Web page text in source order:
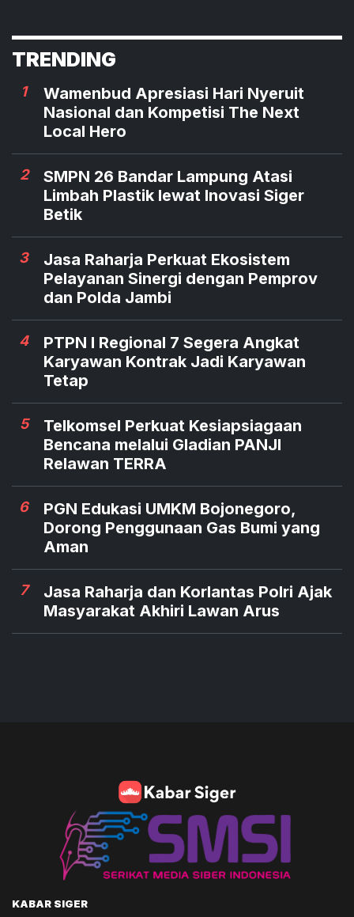
TRENDING
1
Wamenbud Apresiasi Hari Nyeruit
Nasional dan Kompetisi The Next
Local Hero
2
SMPN 26 Bandar Lampung Atasi
Limbah Plastik lewat Inovasi Siger
Betik
3
Jasa Raharja Perkuat Ekosistem
Pelayanan Sinergi dengan Pemprov
dan Polda Jambi
4
PTPN I Regional 7 Segera Angkat
Karyawan Kontrak Jadi Karyawan
Tetap
5
Telkomsel Perkuat Kesiapsiagaan
Bencana melalui Gladian PANJI
Relawan TERRA
6
PGN Edukasi UMKM Bojonegoro,
Dorong Penggunaan Gas Bumi yang
Aman
7
Jasa Raharja dan Korlantas Polri Ajak
Masyarakat Akhiri Lawan Arus
KABAR SIGER